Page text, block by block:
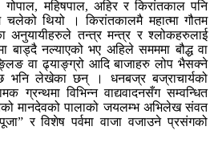
महिषपाल, अहिर र किरांतकाल पनि
थियो । किरांतकालमै महात्मा गौतम
अनुयायीहरुले तन्त्र मन्त्र र श्लोकहरुलाई
बाड्दै नल्याएको भए अहिले समममा बौद्ध वा
वा ढ्याङ्ग्रो आदि बाजाहरु लोप भैसक्ने
भनि लेखेका छन् । धनबज्र बज्राचार्यको
ग्रन्थमा विभिन्न वाद्यवादनसँग सम्वन्धित
मानदेवको पालाको जयलम्भ अभिलेख संवत
र विशेष पर्वमा वाजा वजाउने प्रसंगको